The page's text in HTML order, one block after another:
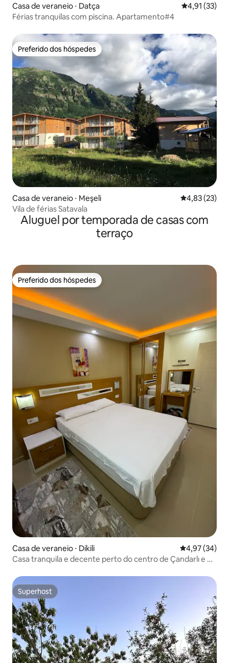
Casa de veraneio ⋅ Datça 4,91 de uma
4,91 (33)
Férias tranquilas com piscina. Apartamento#4
Preferido dos hóspedes
Preferido dos hóspedes
Casa de veraneio ⋅ Meşeli 4,83 de uma
4,83 (23)
Vila de férias Satavala
Aluguel por temporada de casas com
terraço
Preferido dos hóspedes
Preferido dos hóspedes
Casa de veraneio ⋅ Dikili 4,97 de uma
4,97 (34)
Casa tranquila e decente perto do centro de Çandarlı e do
Superhost
Superhost